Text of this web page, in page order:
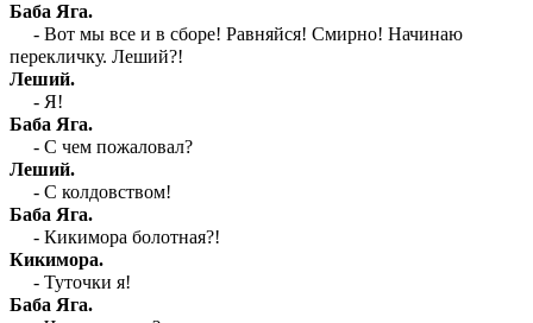
Баба Яга.
- Вот мы все и в сборе! Равняйся! Смирно! Начинаю
перекличку. Леший?!
Леший.
- Я!
Баба Яга.
- С чем пожаловал?
Леший.
- С колдовством!
Баба Яга.
- Кикимора болотная?!
Кикимора.
- Туточки я!
Баба Яга.